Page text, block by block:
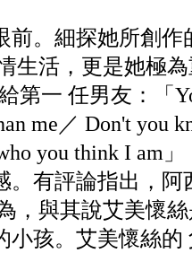
前。細探她所創作
生活，更是她極
第一 任男友：「
me／ Don't you
you think I am
有評論指出，阿
，與其說艾美懷
孩。艾美懷絲的